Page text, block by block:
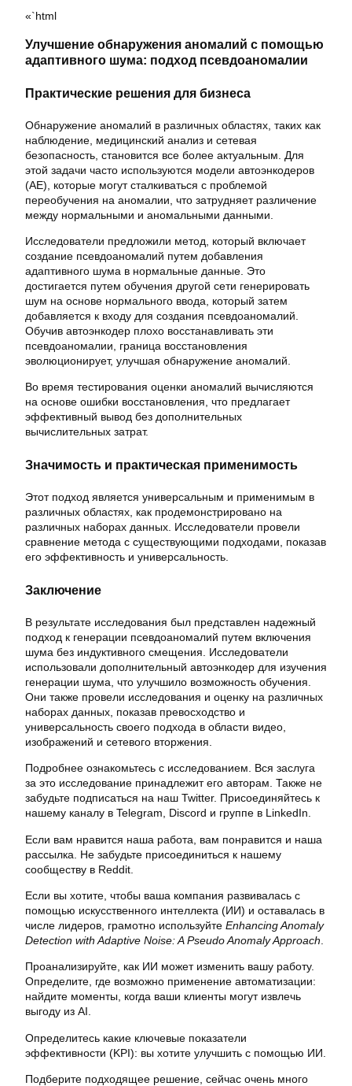
«`html
Улучшение обнаружения аномалий с помощью
адаптивного шума: подход псевдоаномалии
Практические решения для бизнеса
Обнаружение аномалий в различных областях, таких как
наблюдение, медицинский анализ и сетевая
безопасность, становится все более актуальным. Для
этой задачи часто используются модели автоэнкодеров
(AE), которые могут сталкиваться с проблемой
переобучения на аномалии, что затрудняет различение
между нормальными и аномальными данными.
Исследователи предложили метод, который включает
создание псевдоаномалий путем добавления
адаптивного шума в нормальные данные. Это
достигается путем обучения другой сети генерировать
шум на основе нормального ввода, который затем
добавляется к входу для создания псевдоаномалий.
Обучив автоэнкодер плохо восстанавливать эти
псевдоаномалии, граница восстановления
эволюционирует, улучшая обнаружение аномалий.
Во время тестирования оценки аномалий вычисляются
на основе ошибки восстановления, что предлагает
эффективный вывод без дополнительных
вычислительных затрат.
Значимость и практическая применимость
Этот подход является универсальным и применимым в
различных областях, как продемонстрировано на
различных наборах данных. Исследователи провели
сравнение метода с существующими подходами, показав
его эффективность и универсальность.
Заключение
В результате исследования был представлен надежный
подход к генерации псевдоаномалий путем включения
шума без индуктивного смещения. Исследователи
использовали дополнительный автоэнкодер для изучения
генерации шума, что улучшило возможность обучения.
Они также провели исследования и оценку на различных
наборах данных, показав превосходство и
универсальность своего подхода в области видео,
изображений и сетевого вторжения.
Подробнее ознакомьтесь с исследованием. Вся заслуга
за это исследование принадлежит его авторам. Также не
забудьте подписаться на наш Twitter. Присоединяйтесь к
нашему каналу в Telegram, Discord и группе в LinkedIn.
Если вам нравится наша работа, вам понравится и наша
рассылка. Не забудьте присоединиться к нашему
сообществу в Reddit.
Если вы хотите, чтобы ваша компания развивалась с
помощью искусственного интеллекта (ИИ) и оставалась в
числе лидеров, грамотно используйте Enhancing Anomaly
Detection with Adaptive Noise: A Pseudo Anomaly Approach
Проанализируйте, как ИИ может изменить вашу работу.
Определите, где возможно применение автоматизации:
найдите моменты, когда ваши клиенты могут извлечь
выгоду из AI.
Определитесь какие ключевые показатели
эффективности (KPI): вы хотите улучшить с помощью ИИ.
Подберите подходящее решение, сейчас очень много